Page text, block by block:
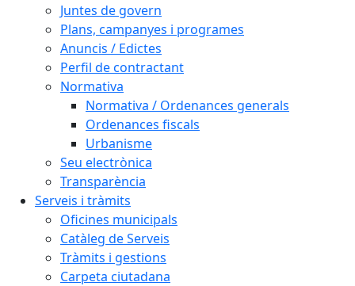
Juntes de govern
Plans, campanyes i programes
Anuncis / Edictes
Perfil de contractant
Normativa
Normativa / Ordenances generals
Ordenances fiscals
Urbanisme
Seu electrònica
Transparència
Serveis i tràmits
Oficines municipals
Catàleg de Serveis
Tràmits i gestions
Carpeta ciutadana